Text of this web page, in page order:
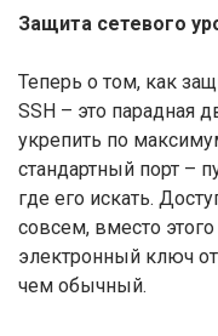
Защита сетевого
Теперь о том, как
SSH – это парадная
укрепить по
стандартный порт –
где его искать.
совсем, вместо
электронный ключ
чем обычный.